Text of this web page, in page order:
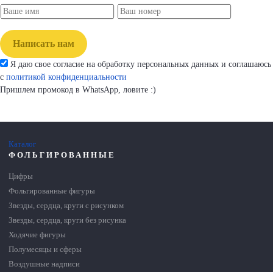
Написать нам
Я даю свое согласие на обработку персональных данных и соглашаюсь
с политикой конфиденциальности
Пришлем промокод в WhatsApp, ловите :)
Каталог
ФОЛЬГИРОВАННЫЕ
Цифры
Фольгированные фигуры
Звезды, сердца, круги с рисунком
Звезды, сердца, круги без рисунка
Ходячие фигуры
Полумесяцы и сферы
Воздушные надписи